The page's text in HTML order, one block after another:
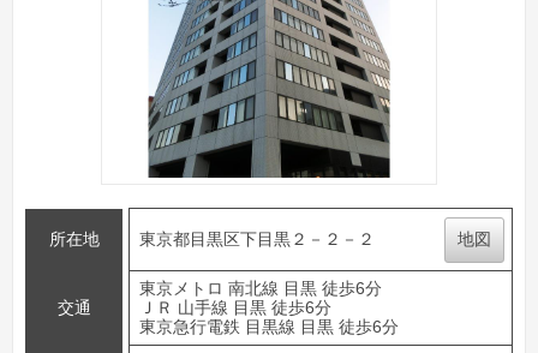
所在地 東京都目黒区下目黒２－２－２ 地図
交通
東京メトロ 南北線 目黒 徒歩6分
ＪＲ 山手線 目黒 徒歩6分
東京急行電鉄 目黒線 目黒 徒歩6分